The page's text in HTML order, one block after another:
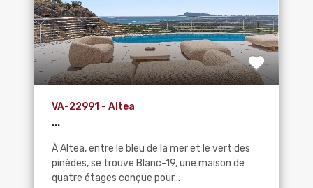
VA-22991 - Altea
...
À Altea, entre le bleu de la mer et le vert des
pinèdes, se trouve Blanc-19, une maison de
quatre étages conçue pour...